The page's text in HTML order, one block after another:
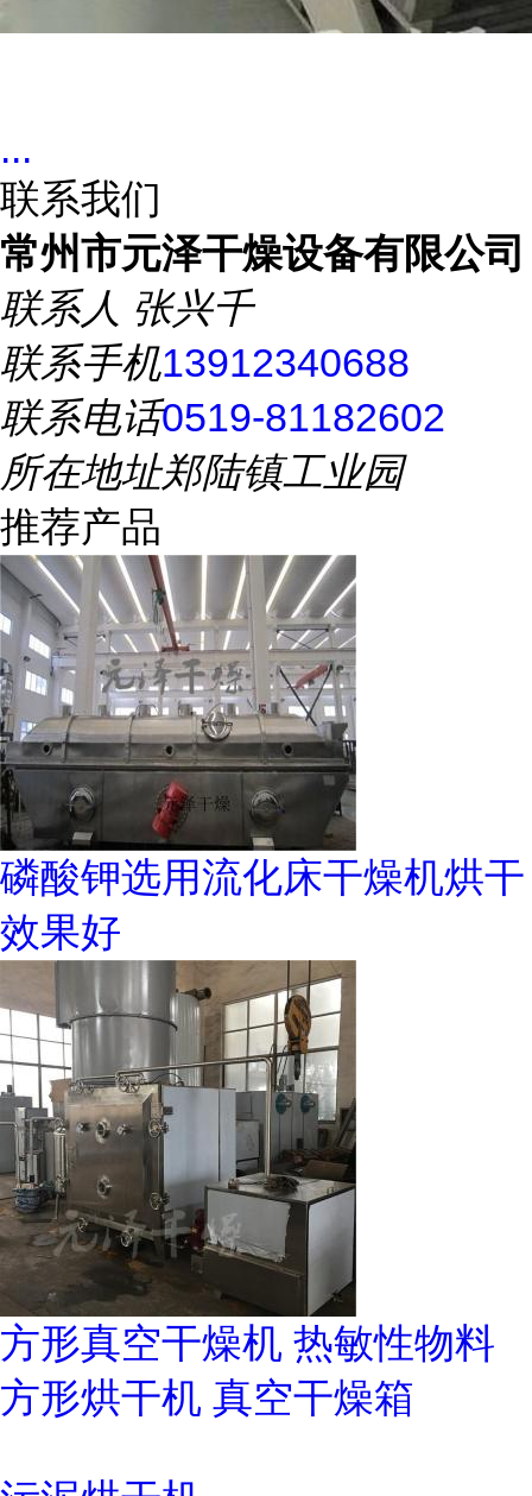
...
联系我们
常州市元泽干燥设备有限公司
联系人 张兴千
联系手机13912340688
联系电话0519-81182602
所在地址郑陆镇工业园
推荐产品
磷酸钾选用流化床干燥机烘干
效果好
方形真空干燥机 热敏性物料
方形烘干机 真空干燥箱